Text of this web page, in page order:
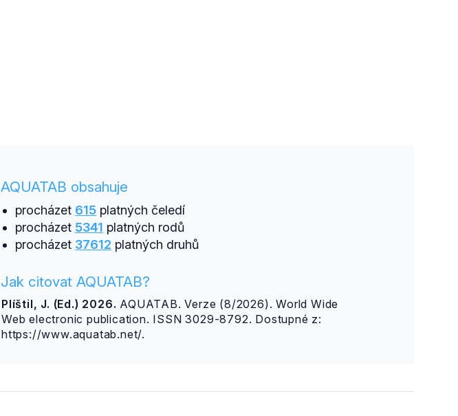
AQUATAB obsahuje
procházet 615platných čeledí
procházet 5341 platných rodů
procházet 37612 platných druhů
Jak citovat AQUATAB?
Plíštil, J. (Ed.) 2026. AQUATAB. Verze (8/2026). World Wide
Web electronic publication. ISSN 3029-8792. Dostupné z:
https://www.aquatab.net/.